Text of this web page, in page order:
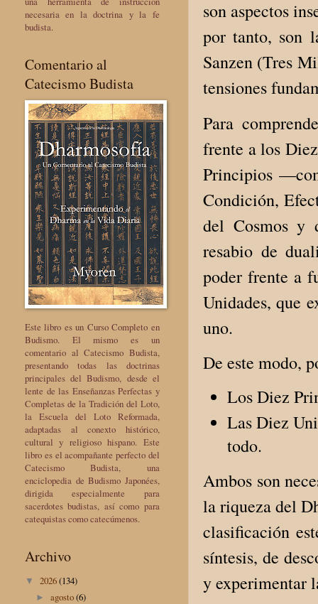
son aspectos
por tanto, son
Sanzen (Tres
tensiones
Para
frente a los
Principios
Condición,
del Cosmos y
resabio de
poder frente a
Unidades, que
uno.
De este modo,
Los Diez
Las Diez
todo.
Ambos son
la riqueza del
clasificación
síntesis, de
y experimentar
necesaria en la doctrina y la fe
budista.
Comentario al
Catecismo Budista
Este libro es un Curso Completo en
Budismo. El mismo es un
comentario al Catecismo Budista,
presentando todas las doctrinas
principales del Budismo, desde el
lente de las Enseñanzas Perfectas y
Completas de la Tradición del Loto,
la Escuela del Loto Reformada,
adaptadas al conexto histórico,
cultural y religioso hispano. Este
libro es el acompañante perfecto del
Catecismo Budista, una
enciclopedia de Budismo Japonées,
dirigida especialmente para
sacerdotes budistas, así como para
catequistas como catecúmenos.
Archivo
▼ 2026(134)
►agosto(6)